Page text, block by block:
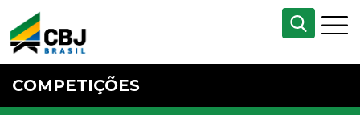
COMPETIÇÕES